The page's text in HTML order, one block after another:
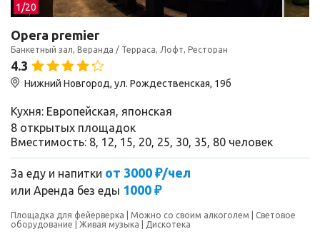
1/20
Opera premier
Банкетный зал, Веранда / Терраса, Лофт, Ресторан
4.3
Нижний Новгород, ул. Рождественская, 19б
Кухня: Европейская, японская
8 открытых площадок
Вместимость: 8, 12, 15, 20, 25, 30, 35, 80 человек
За еду и напитки от 3000 ₽/чел
или Аренда без еды 1000 ₽
Площадка для фейерверка Можно со своим алкоголем
Световое
оборудование
Живая музыка Дискотека